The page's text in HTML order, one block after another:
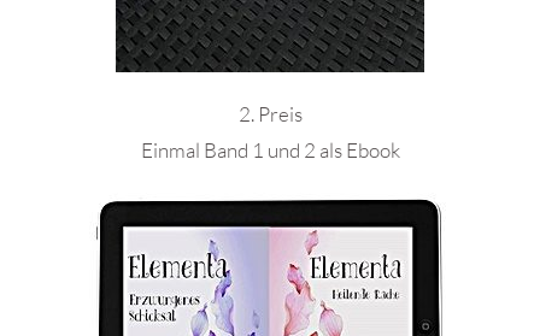
2. Preis
Einmal Band 1 und 2 als Ebook